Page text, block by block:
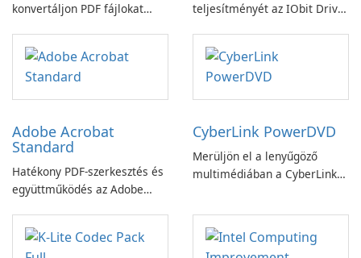
konvertáljon PDF fájlokat
teljesítményét az IObit Driver
Adobe Acrobat
Standard
Hatékony PDF-szerkesztés és
együttműködés az Adobe
alkalmazással.
CyberLink PowerDVD
Merüljön el a lenyűgöző
multimédiában a CyberLink